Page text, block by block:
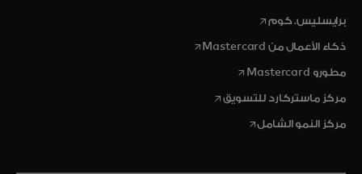
برايسليس. كومopens in a new tab
ذكاء الأعمال من Mastercard opens in a new tab
مطورو Mastercard opens in a new tab
مركز ماستركارد للتسويقopens in a new tab
مركز النمو الشاملopens in a new tab